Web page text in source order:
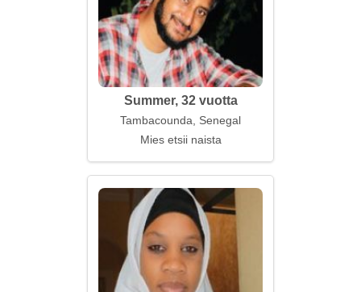
Summer, 32 vuotta
Tambacounda, Senegal
Mies etsii naista